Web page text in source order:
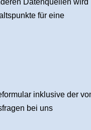
für eine
inklusive der
bei uns